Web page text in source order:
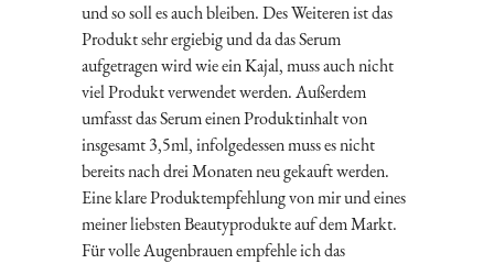
und so soll es auch bleiben. Des Weiteren ist das
Produkt sehr ergiebig und da das Serum
aufgetragen wird wie ein Kajal, muss auch nicht
viel Produkt verwendet werden. Außerdem
umfasst das Serum einen Produktinhalt von
insgesamt 3,5ml, infolgedessen muss es nicht
bereits nach drei Monaten neu gekauft werden.
Eine klare Produktempfehlung von mir und eines
meiner liebsten Beautyprodukte auf dem Markt.
Für volle Augenbrauen empfehle ich das